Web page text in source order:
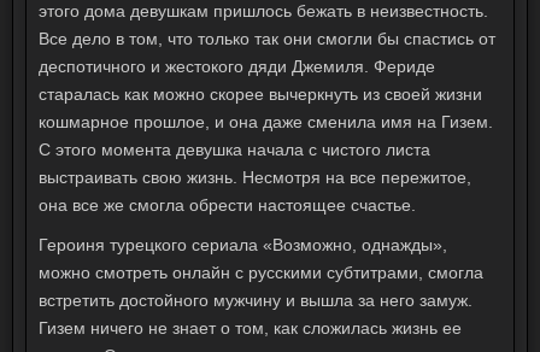
этого дома девушкам пришлось бежать в неизвестность.
Все дело в том, что только так они смогли бы спастись от
деспотичного и жестокого дяди Джемиля. Фериде
старалась как можно скорее вычеркнуть из своей жизни
кошмарное прошлое, и она даже сменила имя на Гизем.
С этого момента девушка начала с чистого листа
выстраивать свою жизнь. Несмотря на все пережитое,
она все же смогла обрести настоящее счастье.
Героиня турецкого сериала «Возможно, однажды»,
можно смотреть онлайн с русскими субтитрами, смогла
встретить достойного мужчину и вышла за него замуж.
Гизем ничего не знает о том, как сложилась жизнь ее